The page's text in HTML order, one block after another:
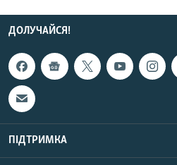
ДОЛУЧАЙСЯ!
ПІДТРИМКА